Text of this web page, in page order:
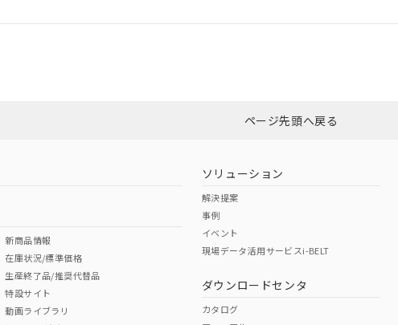
ダウンロードはこちら
Cr(VI)
ページ先頭へ戻る
新商品情報
在庫状況/標準価格
生産終了品/推奨代替品
特設サイト
動画ライブラリ
ソリューション
解決提案
事例
イベント
現場データ活用サービスi-BELT
ダウンロードセンタ
カタログ